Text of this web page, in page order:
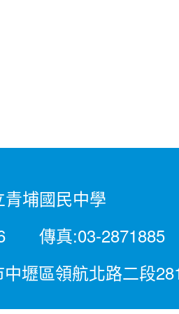
埔國民中學
傳真:03-2871885
壢區領航北路二段